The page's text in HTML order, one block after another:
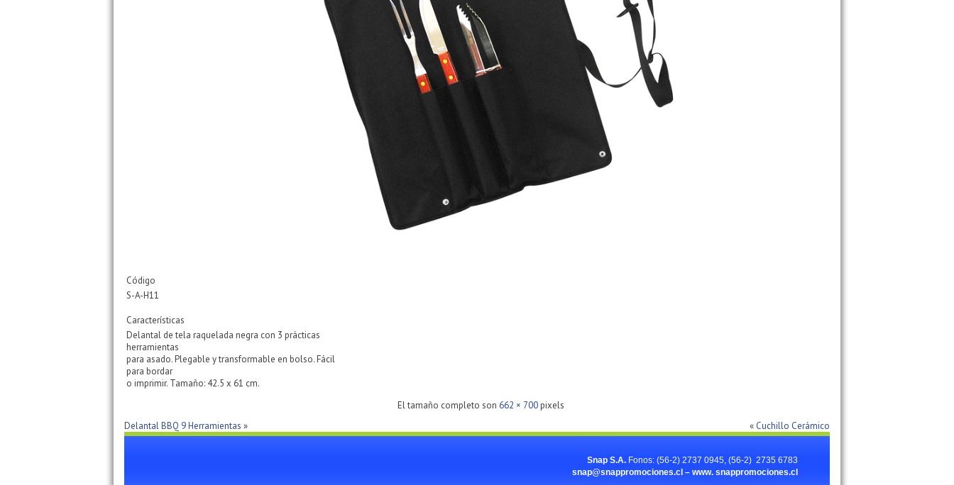
Código
S-A-H11
Características
Delantal de tela raquelada negra con 3 prácticas
herramientas
para asado. Plegable y transformable en bolso. Fácil
para bordar
o imprimir. Tamaño: 42.5 x 61 cm.
El tamaño completo son 662 × 700pixels
Delantal BBQ 9 Herramientas » « Cuchillo Cerámico
Snap S.A. Fonos: (56-2) 2737 0945, (56-2) 2735 6783
snap@snappromociones.cl – www. snappromociones.cl